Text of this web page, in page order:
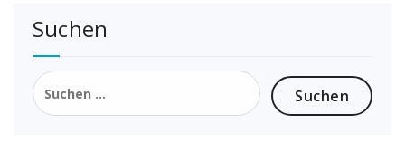
Suchen
Suchen
nach: